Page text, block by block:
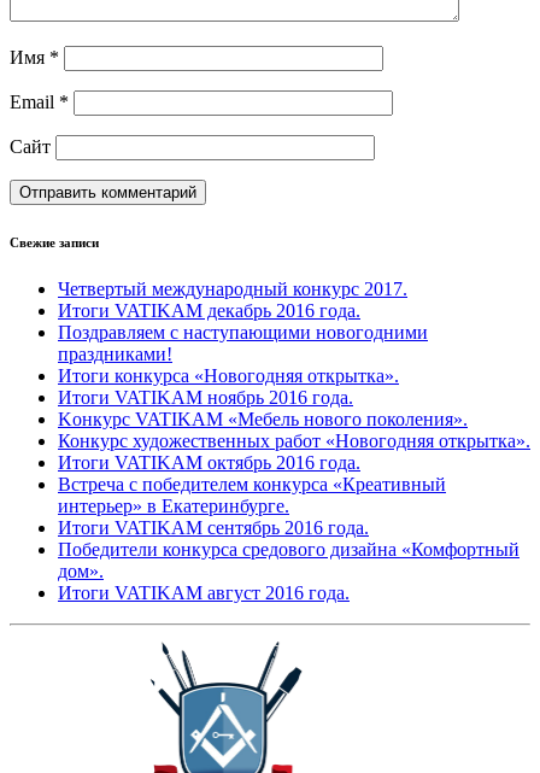
Имя *
Email *
Сайт
Свежие записи
Четвертый международный конкурс 2017.
Итоги VATIKAM декабрь 2016 года.
Поздравляем с наступающими новогодними
праздниками!
Итоги конкурса «Новогодняя открытка».
Итоги VATIKAM ноябрь 2016 года.
Kонкурс VATIKAM «Мебель нового поколения».
Конкурс художественных работ «Новогодняя открытка».
Итоги VATIKAM октябрь 2016 года.
Встреча с победителем конкурса «Креативный
интерьер» в Екатеринбурге.
Итоги VATIKAM сентябрь 2016 года.
Победители конкурса средового дизайна «Комфортный
дом».
Итоги VATIKAM август 2016 года.